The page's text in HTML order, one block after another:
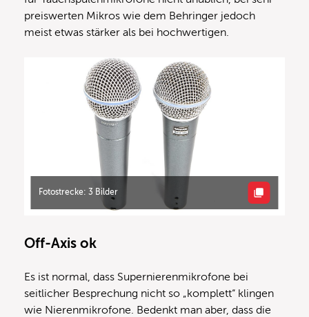
preiswerten Mikros wie dem Behringer jedoch
meist etwas stärker als bei hochwertigen.
Fotostrecke: 3 Bilder
Off-Axis ok
Es ist normal, dass Supernierenmikrofone bei
seitlicher Besprechung nicht so „komplett“ klingen
wie Nierenmikrofone. Bedenkt man aber, dass die